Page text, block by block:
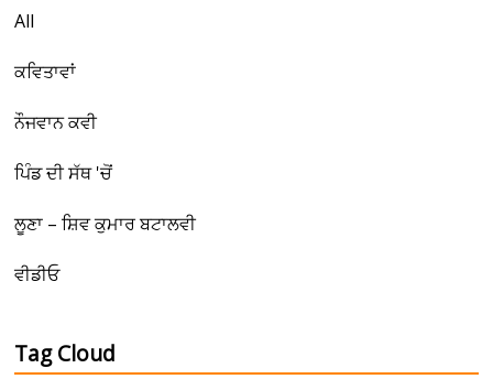
All
ਕਵਿਤਾਵਾਂ
ਨੌਜਵਾਨ ਕਵੀ
ਪਿੰਡ ਦੀ ਸੱਥ 'ਚੋਂ
ਲੂਣਾ – ਸ਼ਿਵ ਕੁਮਾਰ ਬਟਾਲਵੀ
ਵੀਡੀਓ
Tag Cloud